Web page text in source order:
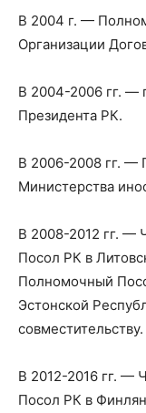
В 2004 г. —
Организации
В 2004-2006 гг. —
Президента РК.
В 2006-2008 гг. —
Министерства
В 2008-2012 гг. —
Посол РК в
Полномочный
Эстонской
совместительству.
В 2012-2016 гг. —
Посол РК в